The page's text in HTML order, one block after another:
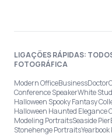
LIGAÇÕES RÁPIDAS:
FOTOGRÁFICA
Modern OfficeBusinessDoctor
Conference SpeakerWhite
Halloween Spooky Fantasy
Halloween Haunted Elegance
Modeling PortraitsSeaside Pier
Stonehenge Portraits